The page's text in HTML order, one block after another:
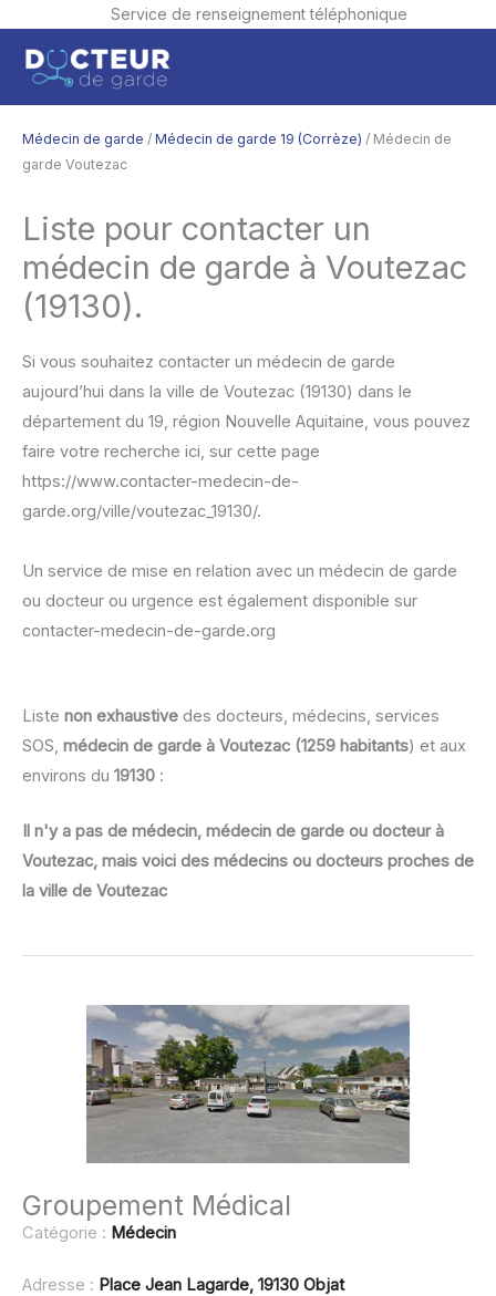
Service de renseignement téléphonique
contenu
Médecin de garde / Médecin de garde 19 (Corrèze) / Médecin de
garde Voutezac
Liste pour contacter un
médecin de garde à Voutezac
(19130).
Si vous souhaitez contacter un médecin de garde
aujourd’hui dans la ville de Voutezac (19130) dans le
département du 19, région Nouvelle Aquitaine, vous pouvez
faire votre recherche ici, sur cette page
https://www.contacter-medecin-de-
garde.org/ville/voutezac_19130/.
Un service de mise en relation avec un médecin de garde
ou docteur ou urgence est également disponible sur
contacter-medecin-de-garde.org
Liste non exhaustive des docteurs, médecins, services
SOS, médecin de garde à Voutezac (1259 habitants) et aux
environs du 19130 :
Il n'y a pas de médecin, médecin de garde ou docteur à
Voutezac, mais voici des médecins ou docteurs proches de
la ville de Voutezac
Groupement Médical
Catégorie : Médecin
Adresse : Place Jean Lagarde, 19130 Objat